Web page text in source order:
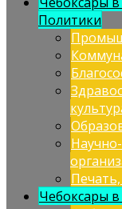
Политики
Печать,
Чебоксары в